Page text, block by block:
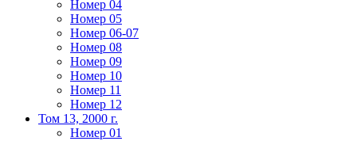
Номер 04
Номер 05
Номер 06-07
Номер 08
Номер 09
Номер 10
Номер 11
Номер 12
Том 13, 2000 г.
Номер 01